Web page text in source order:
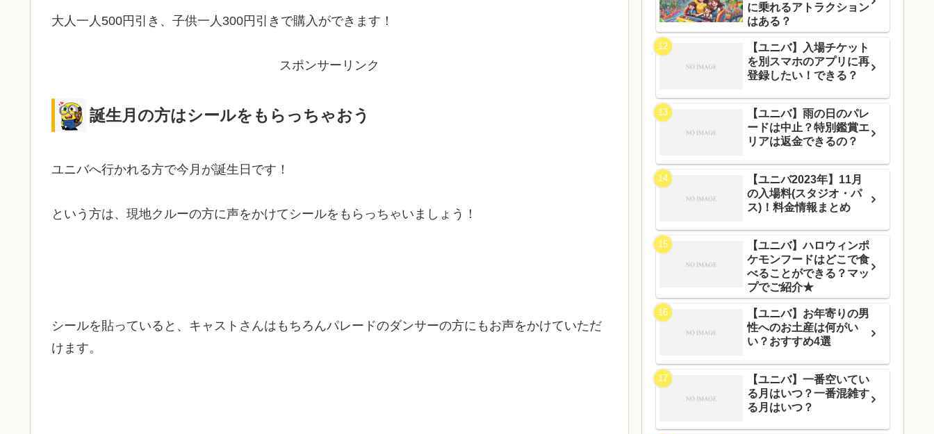
大人一人500円引き、子供一人300円引きで購入ができます！
スポンサーリンク
誕生月の方はシールをもらっちゃおう
ユニバへ行かれる方で今月が誕生日です！
という方は、現地クルーの方に声をかけてシールをもらっちゃいましょう！
シールを貼っていると、キャストさんはもちろんパレードのダンサーの方にもお声をかけていただ
けます。
に乗れるアトラクション
はある？
【ユニバ】入場チケット
を別スマホのアプリに再
登録したい！できる？
【ユニバ】雨の日のパレ
ードは中止？特別鑑賞エ
リアは返金できるの？
【ユニバ2023年】11月
の入場料(スタジオ・パ
ス)！料金情報まとめ
【ユニバ】ハロウィンポ
ケモンフードはどこで食
べることができる？マッ
プでご紹介★
【ユニバ】お年寄りの男
性へのお土産は何がい
い？おすすめ4選
【ユニバ】一番空いてい
る月はいつ？一番混雑す
る月はいつ？